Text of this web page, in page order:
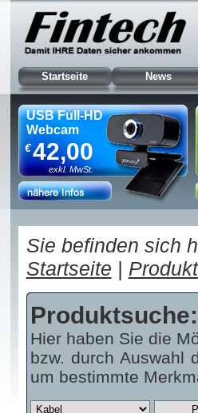
Startseite News
USB Full-HD
Webcam
42,00
€
exkl. MwSt.
Sie befinden sich
Startseite |
Produktsuche:
Hier haben Sie die
bzw. durch Auswahl
um bestimmte